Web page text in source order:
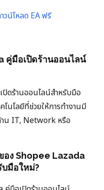
วน์โหลด EA ฟรี
คู่มือเปิดร้านออนไลน์
ดร้านออนไลน์สำหรับมือ
นโลยีที่ช่วยให้การทำงานมี
าน IT, Network หรือ
อง Shopee Lazada
มือใหม่?